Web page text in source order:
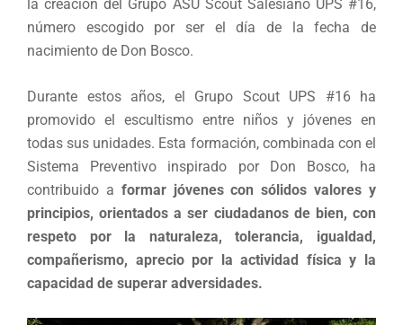
la creación del Grupo ASU Scout Salesiano UPS #16,
número escogido por ser el día de la fecha de
nacimiento de Don Bosco.
Durante estos años, el Grupo Scout UPS #16 ha
promovido el escultismo entre niños y jóvenes en
todas sus unidades. Esta formación, combinada con el
Sistema Preventivo inspirado por Don Bosco, ha
contribuido a formar jóvenes con sólidos valores y
principios, orientados a ser ciudadanos de bien, con
respeto por la naturaleza, tolerancia, igualdad,
compañerismo, aprecio por la actividad física y la
capacidad de superar adversidades.